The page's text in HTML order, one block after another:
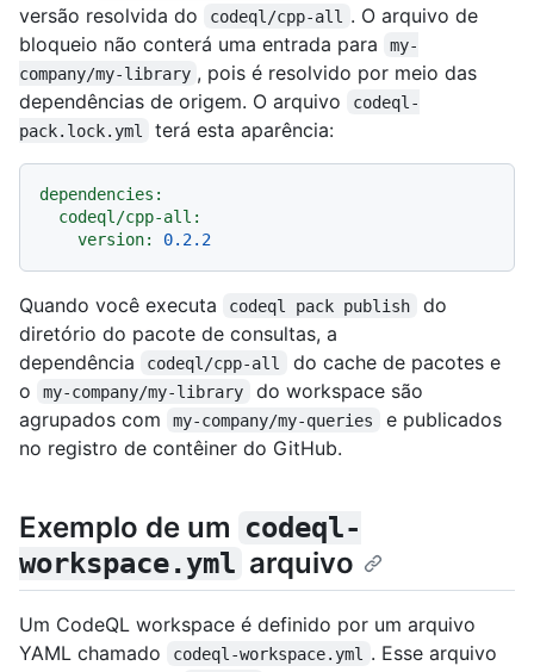
versão resolvida do
codeql/cpp-all
. O arquivo de
bloqueio não conterá uma entrada para
my-
company/my-library , pois é resolvido por meio das
dependências de origem. O arquivo
codeql-
pack.lock.yml
terá esta aparência:
dependencies:
codeql/cpp-all:
version:
0.2.2
Quando você executa codeql pack publish
do
diretório do pacote de consultas, a
dependência
codeql/cpp-all
do cache de pacotes e
o
my-company/my-library
do workspace são
agrupados com
my-company/my-queries
e publicados
no registro de contêiner do GitHub.
Exemplo de um codeql-
workspace.yml arquivo
Um CodeQL workspace é definido por um arquivo
YAML chamado
codeql-workspace.yml
. Esse arquivo